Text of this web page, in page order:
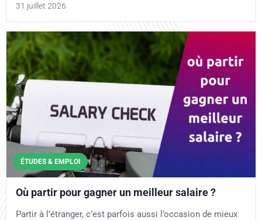
31 juillet 2026
ÉTUDES & EMPLOI
Où partir pour gagner un meilleur salaire ?
Partir à l’étranger, c’est parfois aussi l’occasion de mieux